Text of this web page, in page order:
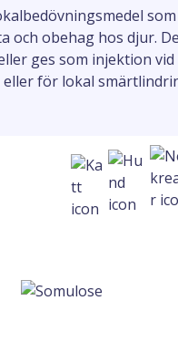
och obehag hos djur.
ges som injektion vid
för lokal